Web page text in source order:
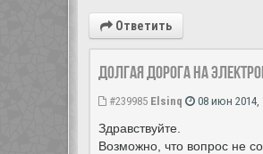
Ответить
Долгая дорога на
#239985 Elsinq 08 июн 2014,
Здравствуйте.
Возможно, что вопрос не